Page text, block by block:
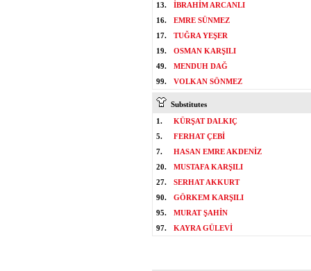
13.
İBRAHİM ARCANLI
16.
EMRE SÜNMEZ
17.
TUĞRA YEŞER
19.
OSMAN KARŞILI
49.
MENDUH DAĞ
99.
VOLKAN SÖNMEZ
Substitutes
1.
KÜRŞAT DALKIÇ
5.
FERHAT ÇEBİ
7.
HASAN EMRE AKDENİZ
20.
MUSTAFA KARŞILI
27.
SERHAT AKKURT
90.
GÖRKEM KARŞILI
95.
MURAT ŞAHİN
97.
KAYRA GÜLEVİ